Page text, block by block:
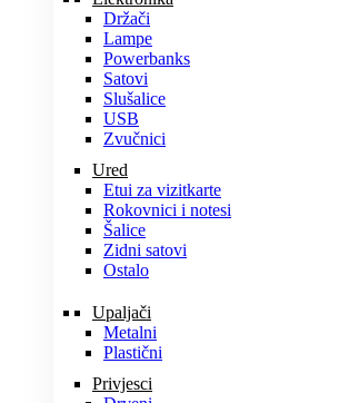
Držači
Lampe
Powerbanks
Satovi
Slušalice
USB
Zvučnici
Ured
Etui za vizitkarte
Rokovnici i notesi
Šalice
Zidni satovi
Ostalo
Upaljači
Metalni
Plastični
Privjesci